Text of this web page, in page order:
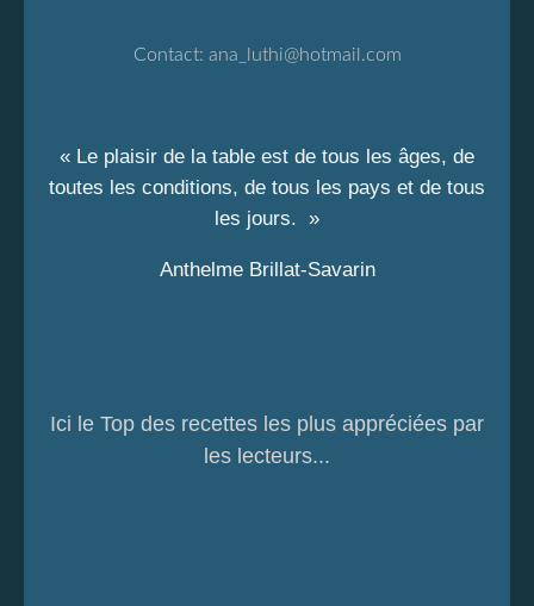
Contact: ana_luthi@hotmail.com
« Le plaisir de la table est de tous les âges, de
toutes les conditions, de tous les pays et de tous
les jours. »
Anthelme Brillat-Savarin
Ici le Top des recettes les plus appréciées par
les lecteurs...